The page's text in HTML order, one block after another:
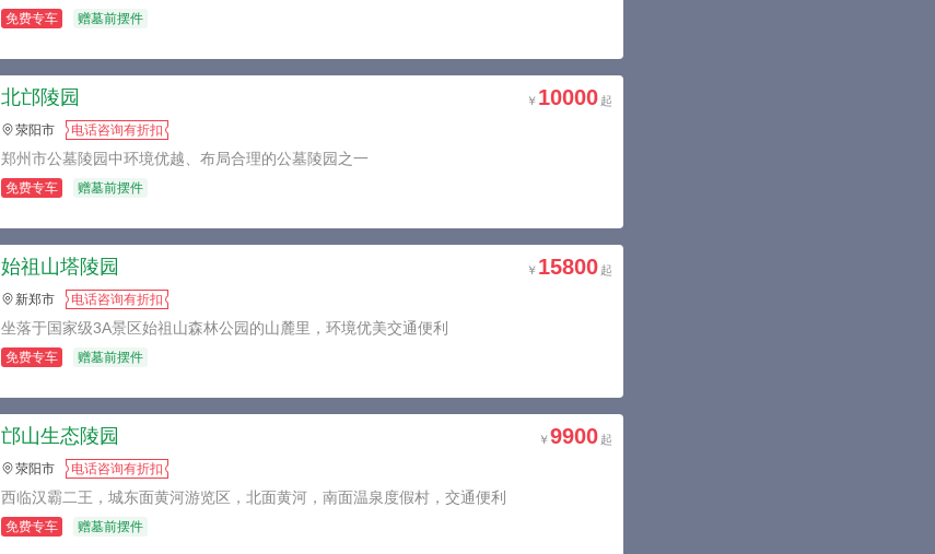
免费专车 赠墓前摆件
北邙陵园 10000
荥阳市 电话咨询有折扣
郑州市公墓陵园中环境优越、布局合理的公墓陵园之一
免费专车 赠墓前摆件
始祖山塔陵园 15800
新郑市 电话咨询有折扣
坐落于国家级3A景区始祖山森林公园的山麓里，环境优美交通便利
免费专车 赠墓前摆件
邙山生态陵园 9900
荥阳市 电话咨询有折扣
西临汉霸二王，城东面黄河游览区，北面黄河，南面温泉度假村，交通便利
免费专车 赠墓前摆件